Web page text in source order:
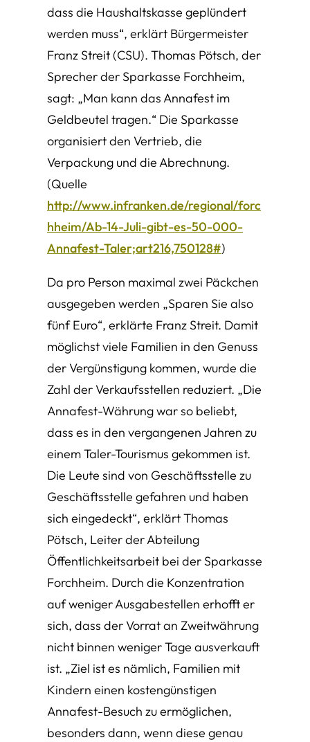
dass die Haushaltskasse geplündert
werden muss“, erklärt Bürgermeister
Franz Streit (CSU). Thomas Pötsch, der
Sprecher der Sparkasse Forchheim,
sagt: „Man kann das Annafest im
Geldbeutel tragen.“ Die Sparkasse
organisiert den Vertrieb, die
Verpackung und die Abrechnung.
(Quelle
http://www.infranken.de/regional/forc
hheim/Ab-14-Juli-gibt-es-50-000-
Annafest-Taler;art216,750128#)
Da pro Person maximal zwei Päckchen
ausgegeben werden „Sparen Sie also
fünf Euro“, erklärte Franz Streit. Damit
möglichst viele Familien in den Genuss
der Vergünstigung kommen, wurde die
Zahl der Verkaufsstellen reduziert. „Die
Annafest-Währung war so beliebt,
dass es in den vergangenen Jahren zu
einem Taler-Tourismus gekommen ist.
Die Leute sind von Geschäftsstelle zu
Geschäftsstelle gefahren und haben
sich eingedeckt“, erklärt Thomas
Pötsch, Leiter der Abteilung
Öffentlichkeitsarbeit bei der Sparkasse
Forchheim. Durch die Konzentration
auf weniger Ausgabestellen erhofft er
sich, dass der Vorrat an Zweitwährung
nicht binnen weniger Tage ausverkauft
ist. „Ziel ist es nämlich, Familien mit
Kindern einen kostengünstigen
Annafest-Besuch zu ermöglichen,
besonders dann, wenn diese genau